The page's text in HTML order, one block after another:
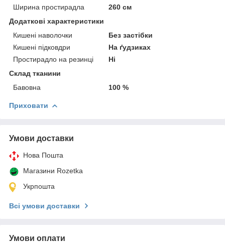
Ширина простирадла
260 см
Додаткові характеристики
Кишені наволочки
Без застібки
Кишені підковдри
На ґудзиках
Простирадло на резинці
Ні
Склад тканини
Бавовна
100 %
Приховати
Умови доставки
Нова Пошта
Магазини Rozetka
Укрпошта
Всі умови доставки
Умови оплати